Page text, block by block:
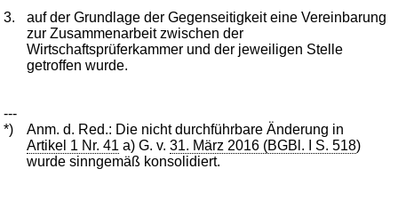
3.
auf der Grundlage der Gegenseitigkeit eine Vereinbarung
zur Zusammenarbeit zwischen der
Wirtschaftsprüferkammer und der jeweiligen Stelle
getroffen wurde.
---
*)
Anm. d. Red.: Die nicht durchführbare Änderung in
Artikel 1 Nr. 41 a) G. v.31. März 2016 (BGBl. I S. 518)
wurde sinngemäß konsolidiert.